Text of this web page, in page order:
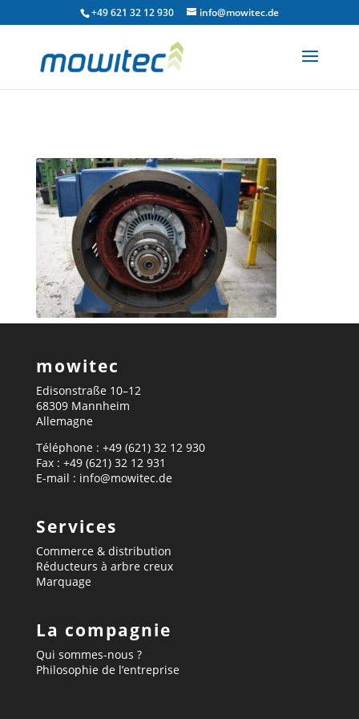
+49 621 32 12 930 info@mowitec.de
mowitec
Edisonstraße 10–12
68309 Mannheim
Allemagne
Téléphone : +49 (621) 32 12 930
Fax : +49 (621) 32 12 931
E-mail : info@mowitec.de
Services
Commerce & distribution
Réducteurs à arbre creux
Marquage
La compagnie
Qui sommes-nous ?
Philosophie de l’entreprise